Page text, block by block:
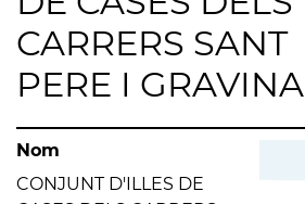
CARRERS SANT
PERE I GRAVINA
Nom
CONJUNT D'ILLES DE